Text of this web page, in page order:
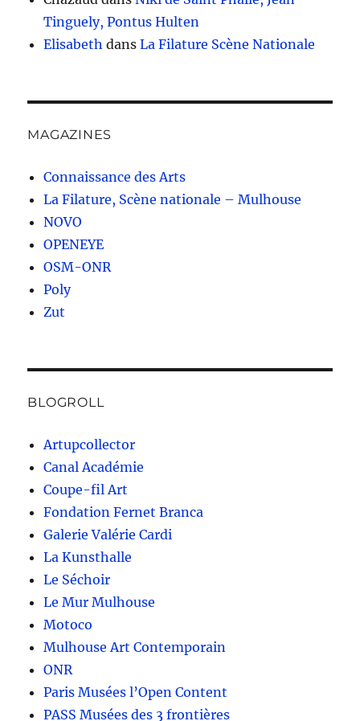
Tinguely, Pontus Hulten
Elisabeth dansLa Filature Scène Nationale
MAGAZINES
Connaissance des Arts
La Filature, Scène nationale – Mulhouse
NOVO
OPENEYE
OSM-ONR
Poly
Zut
BLOGROLL
Artupcollector
Canal Académie
Coupe-fil Art
Fondation Fernet Branca
Galerie Valérie Cardi
La Kunsthalle
Le Séchoir
Le Mur Mulhouse
Motoco
Mulhouse Art Contemporain
ONR
Paris Musées l’Open Content
PASS Musées des 3 frontières